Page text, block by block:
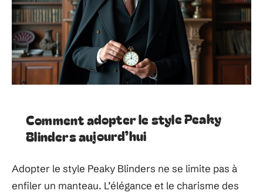
Comment adopter le style Peaky
Blinders aujourd’hui
Adopter le style Peaky Blinders ne se limite pas à
enfiler un manteau. L’élégance et le charisme des